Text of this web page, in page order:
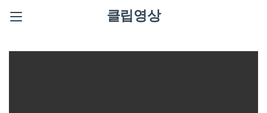
클립영상